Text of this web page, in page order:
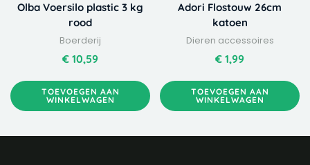
Olba Voersilo plastic 3 kg
rood
Boerderij
€ 10,59
TOEVOEGEN AAN
WINKELWAGEN
Adori Flostouw 26cm
katoen
Dieren accessoires
€ 1,99
TOEVOEGEN AAN
WINKELWAGEN